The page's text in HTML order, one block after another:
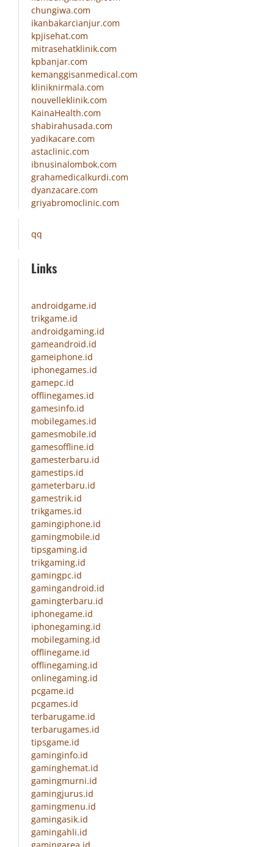
chungiwa.com
ikanbakarcianjur.com
kpjisehat.com
mitrasehatklinik.com
kpbanjar.com
kemanggisanmedical.com
kliniknirmala.com
nouvelleklinik.com
KainaHealth.com
shabirahusada.com
yadikacare.com
astaclinic.com
ibnusinalombok.com
grahamedicalkurdi.com
dyanzacare.com
griyabromoclinic.com
qq
Links
androidgame.id
trikgame.id
androidgaming.id
gameandroid.id
gameiphone.id
iphonegames.id
gamepc.id
offlinegames.id
gamesinfo.id
mobilegames.id
gamesmobile.id
gamesoffline.id
gamesterbaru.id
gamestips.id
gameterbaru.id
gamestrik.id
trikgames.id
gamingiphone.id
gamingmobile.id
tipsgaming.id
trikgaming.id
gamingpc.id
gamingandroid.id
gamingterbaru.id
iphonegame.id
iphonegaming.id
mobilegaming.id
offlinegame.id
offlinegaming.id
onlinegaming.id
pcgame.id
pcgames.id
terbarugame.id
terbarugames.id
tipsgame.id
gaminginfo.id
gaminghemat.id
gamingmurni.id
gamingjurus.id
gamingmenu.id
gamingasik.id
gamingahli.id